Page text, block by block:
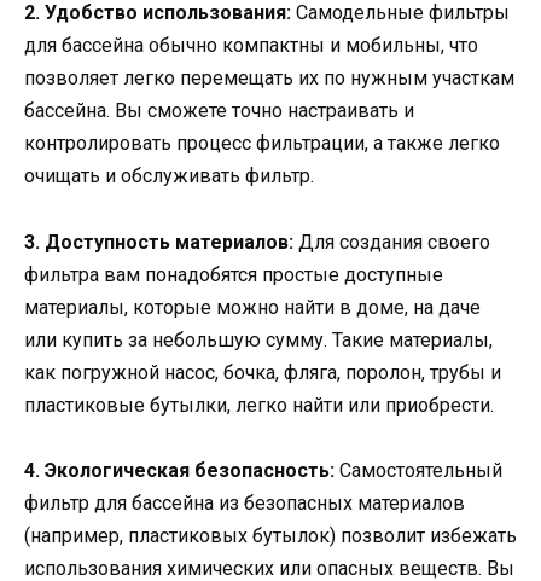
2. Удобство использования: Самодельные фильтры
для бассейна обычно компактны и мобильны, что
позволяет легко перемещать их по нужным участкам
бассейна. Вы сможете точно настраивать и
контролировать процесс фильтрации, а также легко
очищать и обслуживать фильтр.
3. Доступность материалов: Для создания своего
фильтра вам понадобятся простые доступные
материалы, которые можно найти в доме, на даче
или купить за небольшую сумму. Такие материалы,
как погружной насос, бочка, фляга, поролон, трубы и
пластиковые бутылки, легко найти или приобрести.
4. Экологическая безопасность: Самостоятельный
фильтр для бассейна из безопасных материалов
(например, пластиковых бутылок) позволит избежать
использования химических или опасных веществ. Вы